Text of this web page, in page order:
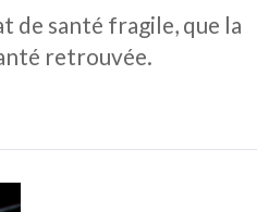
de santé fragile, que la
retrouvée.